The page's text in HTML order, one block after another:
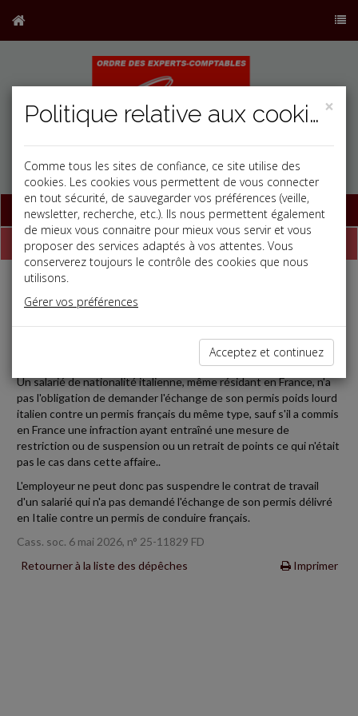
Base documentaire
Dépêches
Social
Date: 2026-06-04
UN PERMIS ITALIEN POUR TRAVAILLER EN FRANCE
Un salarié de nationalité italienne, même résidant en France, n'a
pas l'obligation de demander l'échange de son permis poids lourd
italien contre un permis français du même type, sauf s'il a commis
en France une infraction ayant entraîné une mesure de
restriction ou de suspension ou un retrait de points ce qui n'était
pas le cas dans cette affaire..
L'employeur ne peut donc pas suspendre le contrat de travail
d'un salarié qui n'a pas demandé l'échange de son permis délivré
en Italie contre un permis de conduire français.
Cass. soc. 6 mai 2026, n° 25-11829 FD
Retourner à la liste des dépêches
Imprimer
×
Politique relative aux cookies
Comme tous les sites de confiance, ce site utilise des
cookies. Les cookies vous permettent de vous connecter
en tout sécurité, de sauvegarder vos préférences (veille,
newsletter, recherche, etc.). Ils nous permettent également
de mieux vous connaitre pour mieux vous servir et vous
proposer des services adaptés à vos attentes. Vous
conserverez toujours le contrôle des cookies que nous
utilisons.
Gérer vos préférences
Acceptez et continuez